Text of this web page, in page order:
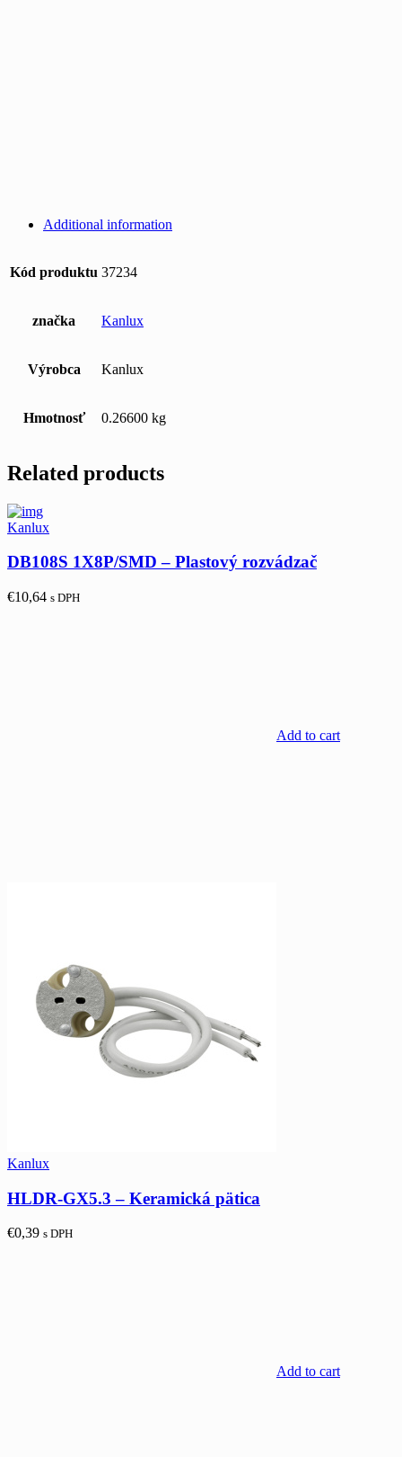
Additional information
Kód produktu 37234
značka Kanlux
Výrobca Kanlux
Hmotnosť 0.26600 kg
Related products
Kanlux
DB108S 1X8P/SMD – Plastový rozvádzač
€10,64 s DPH
Add to cart
Kanlux
HLDR-GX5.3 – Keramická pätica
€0,39 s DPH
Add to cart